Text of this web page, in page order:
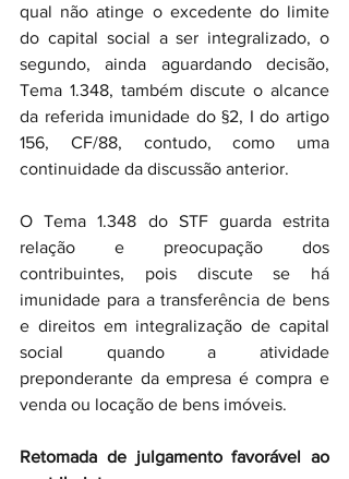
qual não atinge o excedente do limite
do capital social a ser integralizado, o
segundo, ainda aguardando decisão,
Tema 1.348, também discute o alcance
da referida imunidade do §2, I do artigo
156, CF/88, contudo, como uma
continuidade da discussão anterior.
O Tema 1.348 do STF guarda estrita
relação e preocupação dos
contribuintes, pois discute se há
imunidade para a transferência de bens
e direitos em integralização de capital
social quando a atividade
preponderante da empresa é compra e
venda ou locação de bens imóveis.
Retomada de julgamento favorável ao